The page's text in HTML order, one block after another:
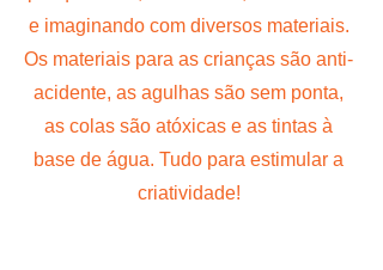
e imaginando com diversos materiais.
Os materiais para as crianças são anti-
acidente, as agulhas são sem ponta,
as colas são atóxicas e as tintas à
base de água. Tudo para estimular a
criatividade!